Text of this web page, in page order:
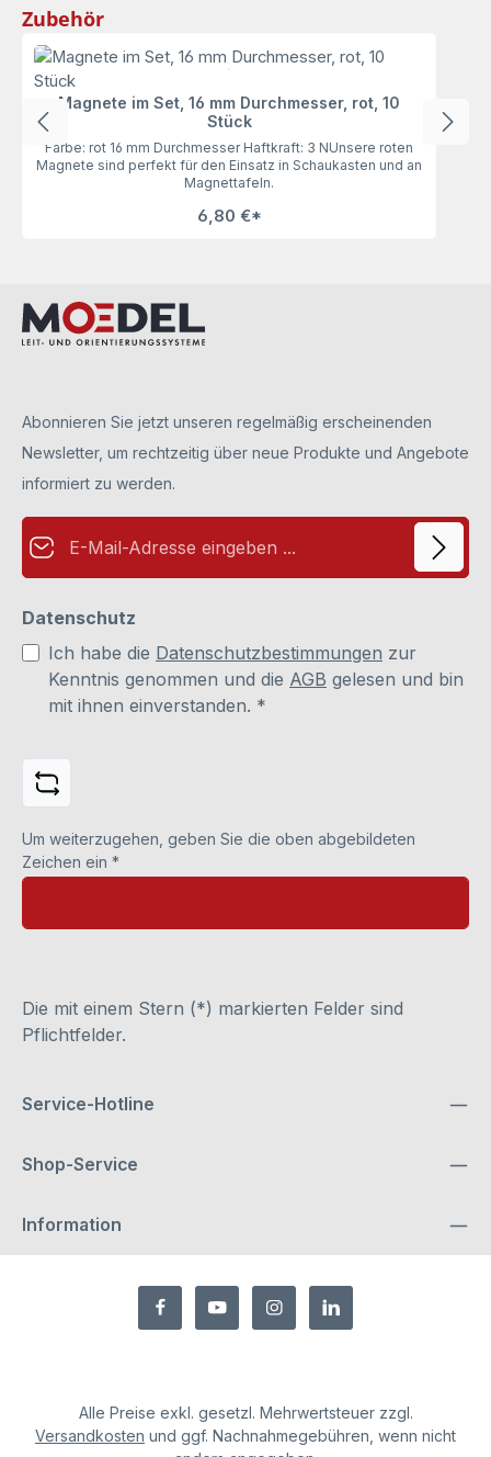
Produktgalerie überspringen
Zubehör
Magnete im Set, 16 mm Durchmesser, rot, 10
Stück
Farbe: rot 16 mm Durchmesser Haftkraft: 3 NUnsere roten
Magnete sind perfekt für den Einsatz in Schaukasten und an
Magnettafeln.
6,80 €*
Abonnieren Sie jetzt unseren regelmäßig erscheinenden
Newsletter, um rechtzeitig über neue Produkte und Angebote
informiert zu werden.
E-Mail-Adresse*
Datenschutz
Ich habe die Datenschutzbestimmungen zur
Kenntnis genommen und die AGB gelesen und bin
mit ihnen einverstanden. *
Um weiterzugehen, geben Sie die oben abgebildeten
Zeichen ein *
Die mit einem Stern (*) markierten Felder sind
Pflichtfelder.
Service-Hotline
Shop-Service
Information
Alle Preise exkl. gesetzl. Mehrwertsteuer zzgl.
Versandkosten und ggf. Nachnahmegebühren, wenn nicht